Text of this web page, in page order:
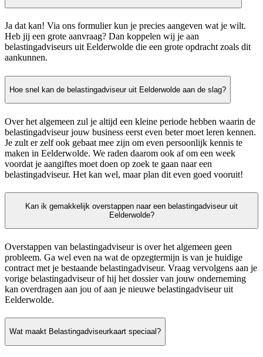
Ja dat kan! Via ons formulier kun je precies aangeven wat je wilt.
Heb jij een grote aanvraag? Dan koppelen wij je aan
belastingadviseurs uit Eelderwolde die een grote opdracht zoals dit
aankunnen.
Hoe snel kan de belastingadviseur uit Eelderwolde aan de slag?
Over het algemeen zul je altijd een kleine periode hebben waarin de
belastingadviseur jouw business eerst even beter moet leren kennen.
Je zult er zelf ook gebaat mee zijn om even persoonlijk kennis te
maken in Eelderwolde. We raden daarom ook af om een week
voordat je aangiftes moet doen op zoek te gaan naar een
belastingadviseur. Het kan wel, maar plan dit even goed vooruit!
Kan ik gemakkelijk overstappen naar een belastingadviseur uit
Eelderwolde?
Overstappen van belastingadviseur is over het algemeen geen
probleem. Ga wel even na wat de opzegtermijn is van je huidige
contract met je bestaande belastingadviseur. Vraag vervolgens aan je
vorige belastingadviseur of hij het dossier van jouw onderneming
kan overdragen aan jou of aan je nieuwe belastingadviseur uit
Eelderwolde.
Wat maakt Belastingadviseurkaart speciaal?